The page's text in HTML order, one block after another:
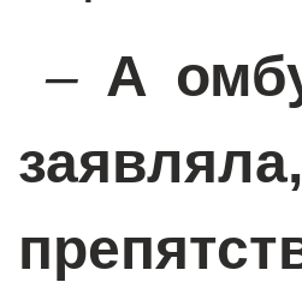
– А
заявляла